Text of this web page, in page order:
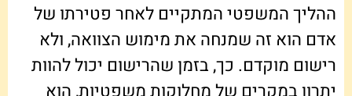
ההליך המשפטי המתקיים לאחר פטירתו של
אדם הוא זה שמנחה את מימוש הצוואה, ולא
רישום מוקדם. כך, בזמן שהרישום יכול להוות